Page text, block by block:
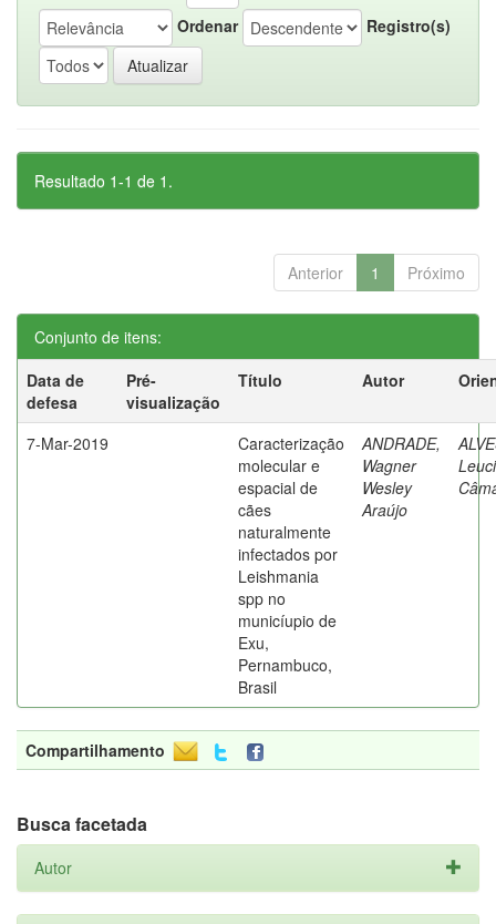
Ordenar
Registro(s)
Resultado 1-1 de 1.
Anterior 1 Próximo
Conjunto de itens:
Data de
defesa
Pré-
visualização
Título Autor
7-Mar-2019
Caracterização
molecular e
espacial de
cães
naturalmente
infectados por
Leishmania
spp no
municíupio de
Exu,
Pernambuco,
Brasil
ANDRADE,
Wagner
Wesley
Araújo
Compartilhamento
Busca facetada
Autor